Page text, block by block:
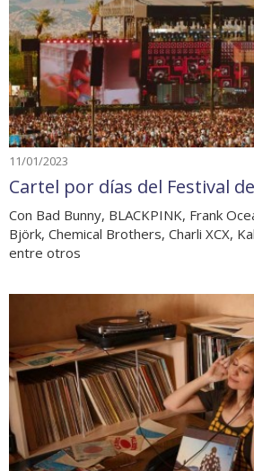
11/01/2023
Cartel por días del Festival
Con Bad Bunny, BLACKPINK, Frank
Björk, Chemical Brothers, Charli XCX,
entre otros